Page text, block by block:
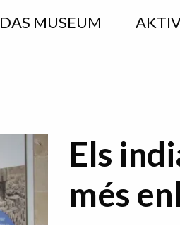
DAS MUSEUM
Els
més